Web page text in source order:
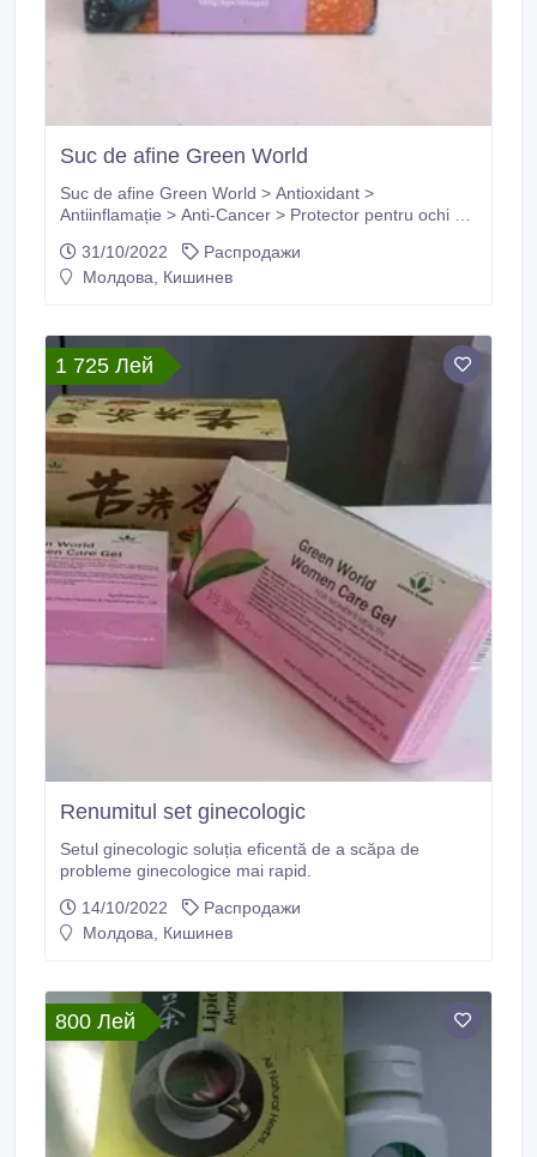
Suc de afine Green World
Suc de afine Green World > Antioxidant >
Antiinflamație > Anti-Cancer > Protector pentru ochi >
> Scăderea tensiunii arteriale > Lipidele inferioare din
sânge.
31/10/2022
Распродажи
Молдова, Кишинев
1 725 Лей
Renumitul set ginecologic
Setul ginecologic soluția eficentă de a scăpa de
probleme ginecologice mai rapid.
14/10/2022
Распродажи
Молдова, Кишинев
800 Лей